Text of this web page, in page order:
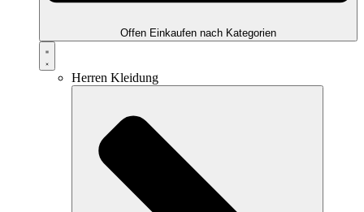
Offen Einkaufen nach Kategorien
Herren Kleidung